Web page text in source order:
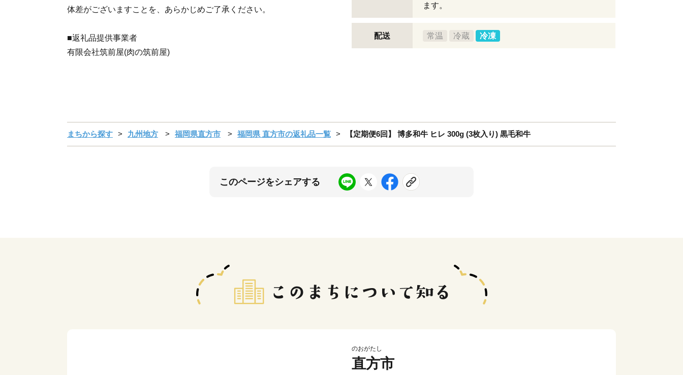
体差がございますことを、あらかじめご了承ください。
■返礼品提供事業者
有限会社筑前屋(肉の筑前屋)
ます。
配送 常温 冷蔵 冷凍
まちから探す 九州地方 福岡県直方市 福岡県 直方市の返礼品一覧 【定期便6回】 博多和牛 ヒレ 300g (3枚入り) 黒毛和牛
このページをシェアする
のおがたし
直方市